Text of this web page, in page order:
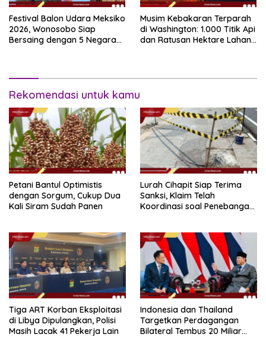
Festival Balon Udara Meksiko
2026, Wonosobo Siap
Bersaing dengan 5 Negara
Musim Kebakaran Terparah
di Washington: 1.000 Titik Api
dan Ratusan Hektare Lahan
Rekomendasi untuk kamu
Petani Bantul Optimistis
dengan Sorgum, Cukup Dua
Kali Siram Sudah Panen
Lurah Cihapit Siap Terima
Sanksi, Klaim Telah
Koordinasi soal Penebangan
Tiga ART Korban Eksploitasi
di Libya Dipulangkan, Polisi
Masih Lacak 41 Pekerja Lain
Indonesia dan Thailand
Targetkan Perdagangan
Bilateral Tembus 20 Miliar